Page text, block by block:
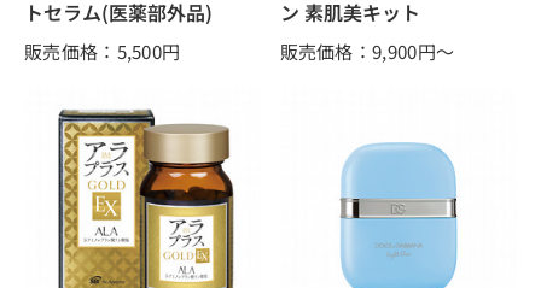
トセラム(医薬部外品)
販売価格：5,500円
ン 素肌美キット
販売価格：9,900円～